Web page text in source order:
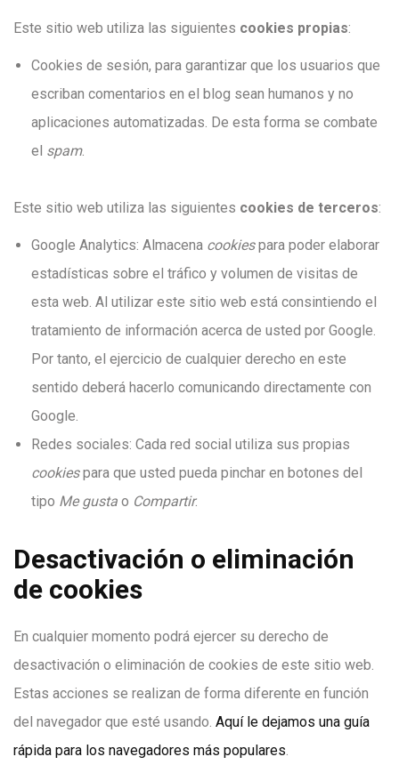
Este sitio web utiliza las siguientes cookies propias:
Cookies de sesión, para garantizar que los usuarios que
escriban comentarios en el blog sean humanos y no
aplicaciones automatizadas. De esta forma se combate
el spam.
Este sitio web utiliza las siguientes cookies de terceros:
Google Analytics: Almacena cookiespara poder elaborar
estadísticas sobre el tráfico y volumen de visitas de
esta web. Al utilizar este sitio web está consintiendo el
tratamiento de información acerca de usted por Google.
Por tanto, el ejercicio de cualquier derecho en este
sentido deberá hacerlo comunicando directamente con
Google.
Redes sociales: Cada red social utiliza sus propias
cookiespara que usted pueda pinchar en botones del
tipo Me gusta o Compartir.
Desactivación o eliminación
de cookies
En cualquier momento podrá ejercer su derecho de
desactivación o eliminación de cookies de este sitio web.
Estas acciones se realizan de forma diferente en función
del navegador que esté usando. Aquí le dejamos una guía
rápida para los navegadores más populares.